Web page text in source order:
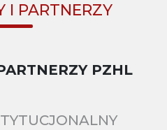
I PARTNERZY
PZHL